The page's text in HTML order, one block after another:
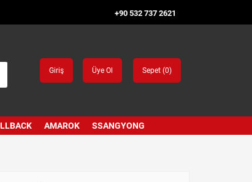
+90 532 737 2621
Giriş Üye Ol Sepet (0)
AMAROK SSANGYONG